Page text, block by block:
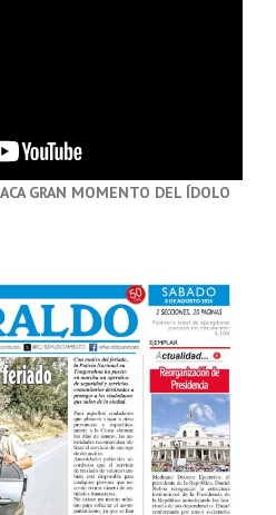
GRAN MOMENTO DEL ÍDOLO